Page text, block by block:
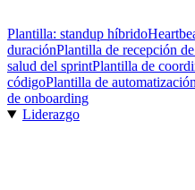
Plantilla: standup híbrido
duraciónPlantilla de recepción
salud del sprintPlantilla de
códigoPlantilla de
de onboarding
Liderazgo